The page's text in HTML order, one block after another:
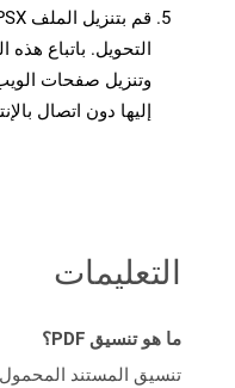
التحويل. باتباع
إليها دون اتصال
التعليمات
ما هو تنسيق PDF؟